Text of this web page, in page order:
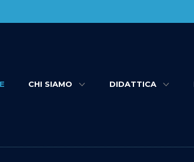
CHI SIAMO DIDATTICA